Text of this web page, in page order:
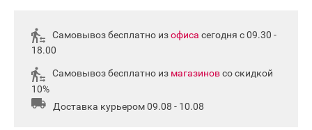
Самовывоз бесплатно изофиса сегодня с 09.30 -
18.00
Самовывоз бесплатно из магазиновсо скидкой
10%
Доставка курьером 09.08 - 10.08